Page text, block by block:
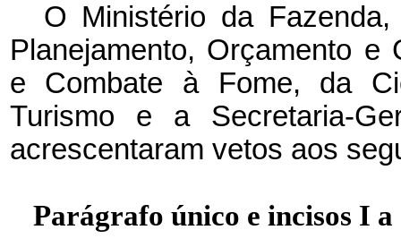
O Ministério da
Planejamento, Orçamento e
e Combate à Fome, da
Turismo e a Secretaria-
acrescentaram vetos aos
Parágrafo único e incisos I